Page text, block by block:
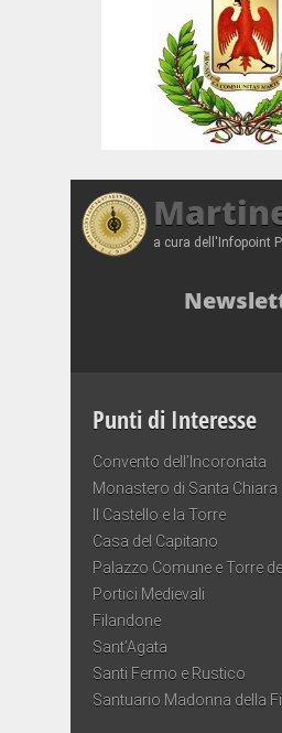
a cura dell'Infopoint
Punti di Interesse
Convento dell’Incoronata
Monastero di Santa Chiara
Il Castello e la Torre
Casa del Capitano
Palazzo Comune e Torre
Portici Medievali
Filandone
Sant’Agata
Santi Fermo e Rustico
Santuario Madonna della